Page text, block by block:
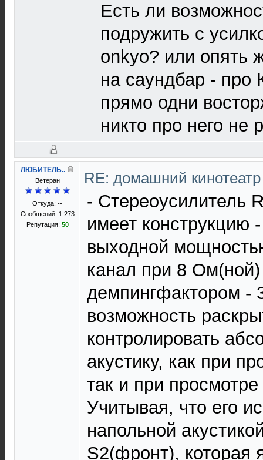
Есть ли
подружить с
onkyo? или опять
на саундбар -
прямо одни
никто про него не
ЛЮБИТЕЛЬ..
Ветеран
Откуда: --
Сообщений: 1 273
Репутация: 50
RE: домашний
- Стереоусилитель
имеет конструкцию
выходной
канал при 8 Ом(ной)
демпингфактором -
возможность
контролировать
акустику, как при
так и при
Учитывая, что его
напольной
S2(фронт), которая